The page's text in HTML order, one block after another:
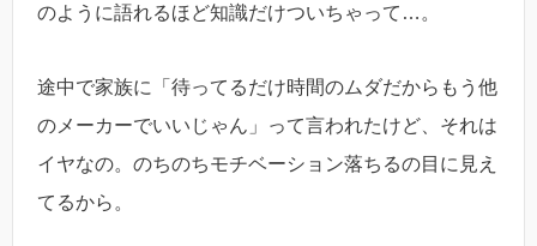
のように語れるほど知識だけついちゃって…。
途中で家族に「待ってるだけ時間のムダだからもう他
のメーカーでいいじゃん」って言われたけど、それは
イヤなの。のちのちモチベーション落ちるの目に見え
てるから。